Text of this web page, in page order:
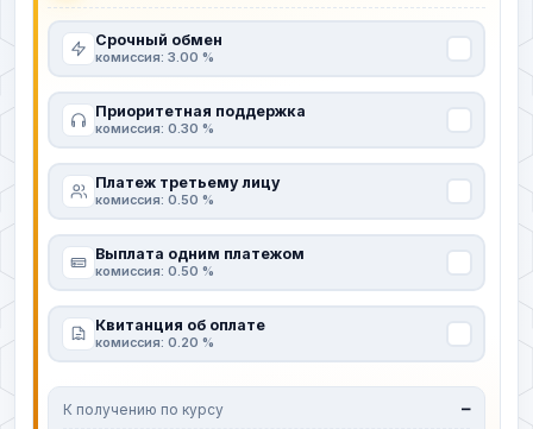
Срочный обмен
комиссия: 3.00 %
Приоритетная поддержка
комиссия: 0.30 %
Платеж третьему лицу
комиссия: 0.50 %
Выплата одним платежом
комиссия: 0.50 %
Квитанция об оплате
комиссия: 0.20 %
К получению по курсу —